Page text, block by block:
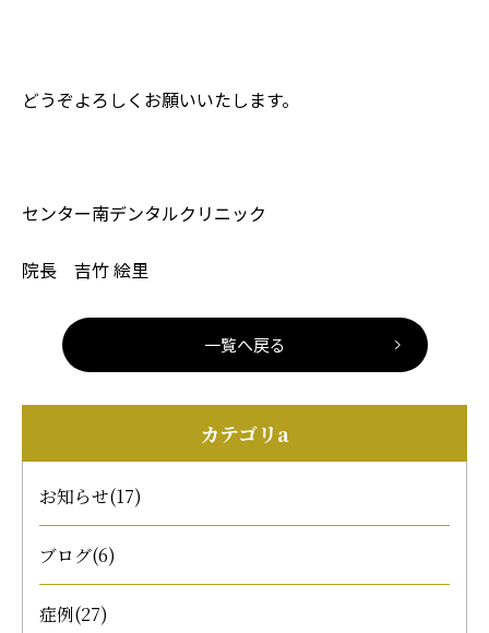
カテゴリa
お知らせ(17)
ブログ(6)
症例(27)
どうぞよろしくお願いいたします。
センター南デンタルクリニック
院長 吉竹 絵里
一覧へ戻る